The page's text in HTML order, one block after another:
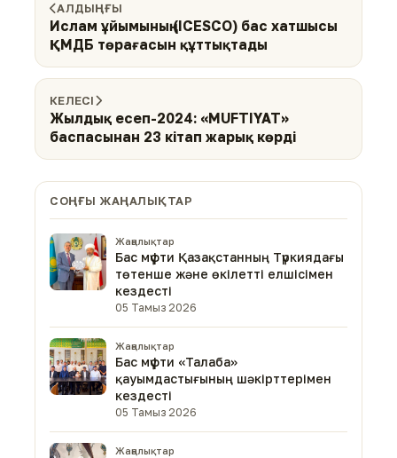
АЛДЫҢҒЫ
Ислам ұйымының (IСESCO) бас хатшысы
ҚМДБ төрағасын құттықтады
КЕЛЕСІ
Жылдық есеп-2024: «MUFTIYAT»
баспасынан 23 кітап жарық көрді
СОҢҒЫ ЖАҢАЛЫҚТАР
Жаңалықтар
Бас мүфти Қазақстанның Түркиядағы
төтенше және өкілетті елшісімен
кездесті
05 Тамыз 2026
Жаңалықтар
Бас мүфти «Талаба»
қауымдастығының шәкірттерімен
кездесті
05 Тамыз 2026
Жаңалықтар